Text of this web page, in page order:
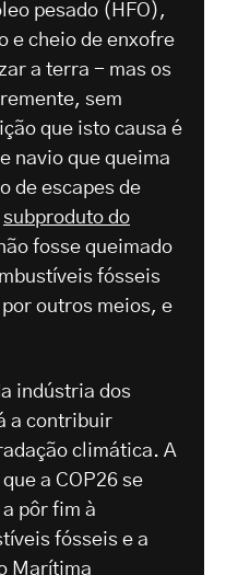
pesado (HFO),
e cheio de enxofre
a terra - mas os
sem
que isto causa é
navio que queima
de escapes de
subproduto do
fosse queimado
fósseis
outros meios, e
indústria dos
a contribuir
climática. A
a COP26 se
pôr fim à
fósseis e a
Marítima